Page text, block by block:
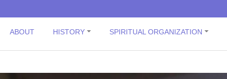
ABOUT HISTORY SPIRITUAL ORGANIZATION